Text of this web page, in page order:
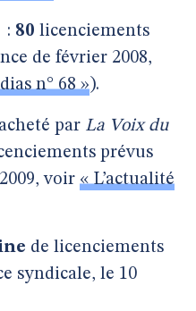
: 80 licenciements
de février 2008,
n° 68 »).
par La Voix du
prévus
voir « L’actualité
de licenciements
syndicale, le 10